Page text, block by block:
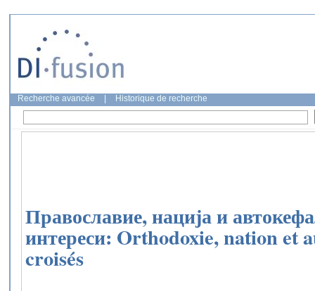
Recherche avancée Historique de recherche
Православие, нација и
интереси: Orthodoxie, nation et
croisés